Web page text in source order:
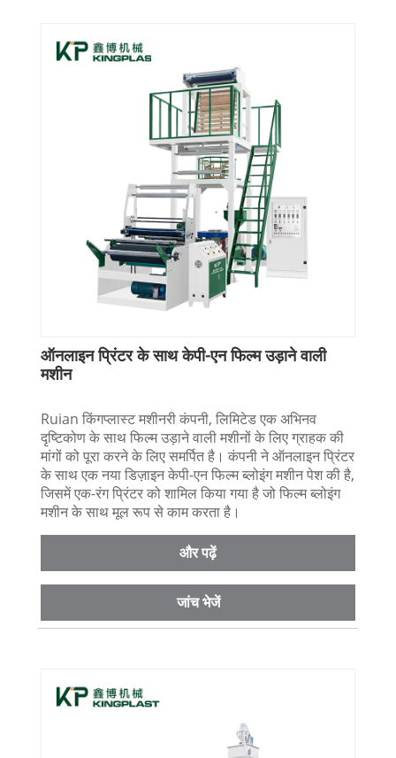
ऑनलाइन प्रिंटर के साथ केपी-एन फिल्म उड़ाने वाली
मशीन
Ruian किंगप्लास्ट मशीनरी कंपनी, लिमिटेड एक अभिनव
दृष्टिकोण के साथ फिल्म उड़ाने वाली मशीनों के लिए ग्राहक की
मांगों को पूरा करने के लिए समर्पित है। कंपनी ने ऑनलाइन प्रिंटर
के साथ एक नया डिज़ाइन केपी-एन फिल्म ब्लोइंग मशीन पेश की है,
जिसमें एक-रंग प्रिंटर को शामिल किया गया है जो फिल्म ब्लोइंग
मशीन के साथ मूल रूप से काम करता है।
और पढ़ें
जांच भेजें